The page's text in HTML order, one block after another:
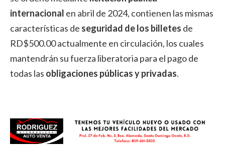
internacional en abril de 2024, contienen las mismas
características de seguridad de los billetes de
RD$500.00 actualmente en circulación, los cuales
mantendrán su fuerza liberatoria para el pago de
todas las obligaciones públicas y privadas.